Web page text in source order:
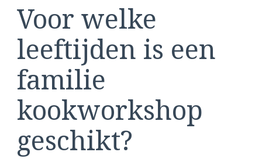
Voor welke
leeftijden is een
familie
kookworkshop
geschikt?